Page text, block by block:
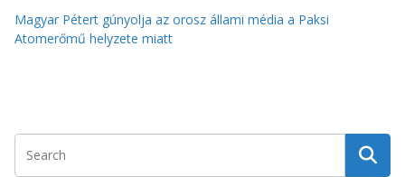
Magyar Pétert gúnyolja az orosz állami média a Paksi
Atomerőmű helyzete miatt